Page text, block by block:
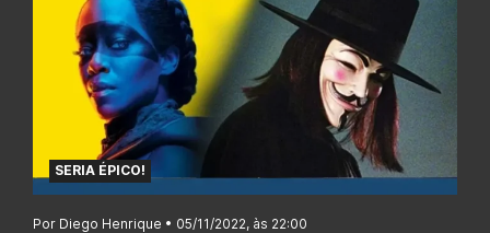
SERIA ÉPICO!
Por Diego Henrique • 05/11/2022, às 22:00